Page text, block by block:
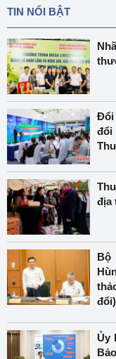
TIN NỔI BẬT
Đổi
đổi
địa
Bộ
đổi)
Ủy